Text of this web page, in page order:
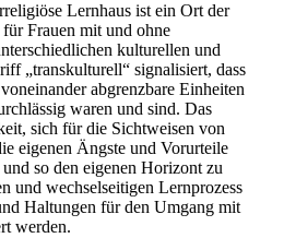
Lernhaus ist ein Ort der
Frauen mit und ohne
kulturellen und
„transkulturell“ signalisiert, dass
abgrenzbare Einheiten
waren und sind. Das
sich für die Sichtweisen von
eigenen Ängste und Vorurteile
so den eigenen Horizont zu
und wechselseitigen Lernprozess
Haltungen für den Umgang mit
werden.